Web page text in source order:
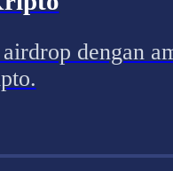
dengan